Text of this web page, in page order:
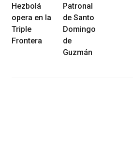
Hezbolá
opera en la
Triple
Frontera
Patronal
de Santo
Domingo
de
Guzmán